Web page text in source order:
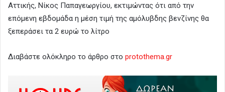
Αττικής, Νίκος Παπαγεωργίου, εκτιμώντας ότι από την
επόμενη εβδομάδα η μέση τιμή της αμόλυβδης βενζίνης θα
ξεπεράσει τα 2 ευρώ το λίτρο
Διαβάστε ολόκληρο το άρθρο στο protothema.gr